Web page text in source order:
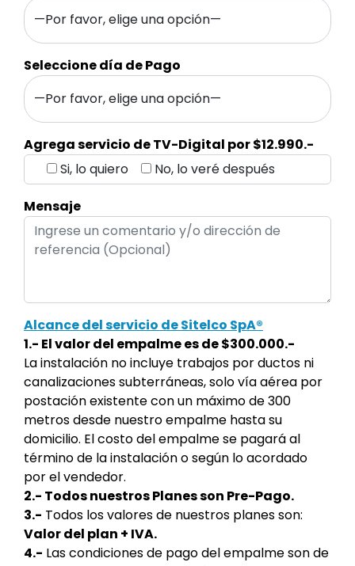
Seleccione día de Pago
Agrega servicio de TV-Digital por $12.990.-
Si, lo quiero
No, lo veré después
Mensaje
Alcance del servicio de Sitelco SpA®
1.- El valor del empalme es de $300.000.-
La instalación no incluye trabajos por ductos ni
canalizaciones subterráneas, solo vía aérea por
postación existente con un máximo de 300
metros desde nuestro empalme hasta su
domicilio. El costo del empalme se pagará al
término de la instalación o según lo acordado
por el vendedor.
2.- Todos nuestros Planes son Pre-Pago.
3.- Todos los valores de nuestros planes son:
Valor del plan + IVA.
4.- Las condiciones de pago del empalme son de